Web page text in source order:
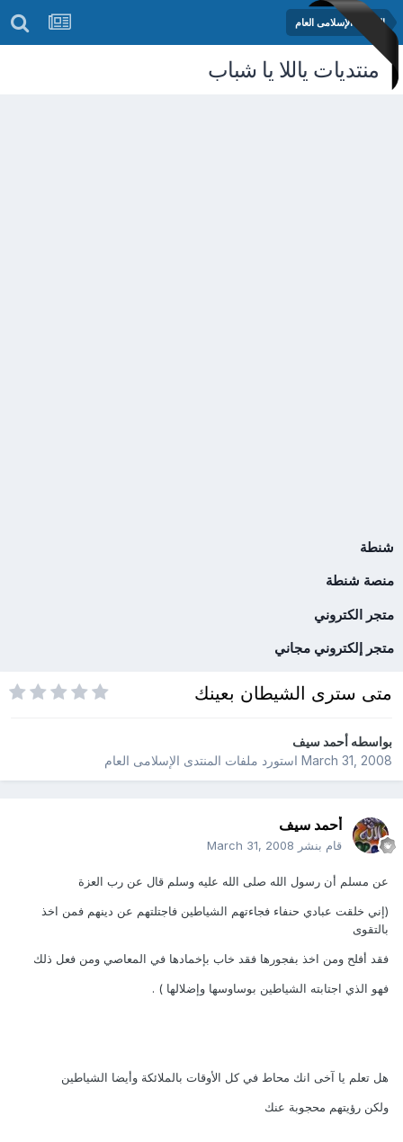
المنتدى الإسلامى العام
منتديات ياللا يا شباب
شنطة
منصة شنطة
متجر الكتروني
متجر إلكتروني مجاني
متى سترى الشيطان بعينك
بواسطهأحمد سيف
March 31, 2008استورد ملفات المنتدى الإسلامى العام
أحمد سيف
قام بنشر March 31, 2008
عن مسلم أن رسول الله صلى الله عليه وسلم قال عن رب العزة
(إني خلقت عبادي حنفاء فجاءتهم الشياطين فاجتلتهم عن دينهم فمن اخذ
بالتقوى
فقد أفلح ومن اخذ بفجورها فقد خاب بإخمادها في المعاصي ومن فعل ذلك
فهو الذي اجتابته الشياطين بوساوسها وإضلالها ) .
هل تعلم يا آخى انك محاط في كل الأوقات بالملائكة وأيضا الشياطين
ولكن رؤيتهم محجوبة عنك